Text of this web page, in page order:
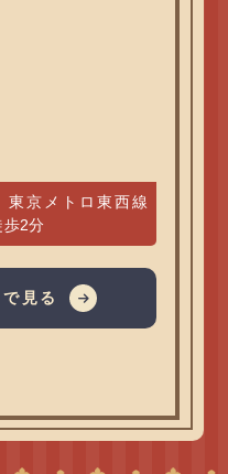
東京メトロ東西線
歩2分
見る